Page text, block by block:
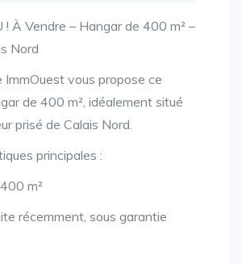
! À Vendre – Hangar de 400 m² –
Nord
ImmOuest vous propose ce
de 400 m², idéalement situé
prisé de Calais Nord.
principales :
m²
récemment, sous garantie